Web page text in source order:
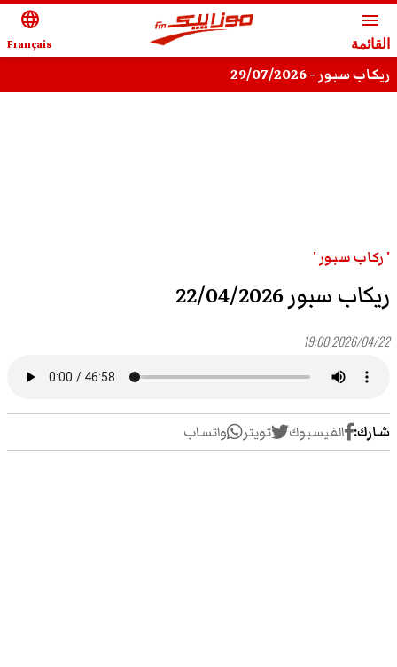
menu
القائمة
language
Français
ريكاب سبور - 29/07/2026
' ركاب سبور '
ريكاب سبور 22/04/2026
2026/04/22 19:00
شارك: الفيسبوك تويتر واتساب